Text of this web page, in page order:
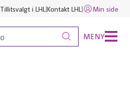
Tillitsvalgt i LHL Kontakt LHL Min side
MENY